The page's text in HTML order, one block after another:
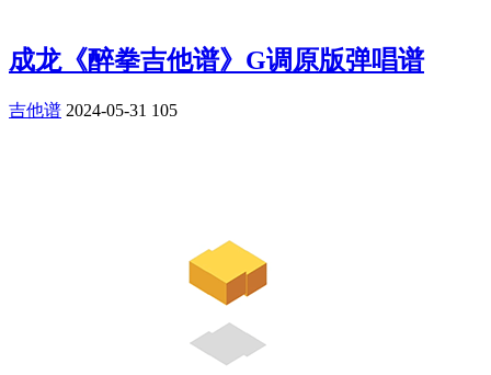
成龙《醉拳吉他谱》G调原版弹唱谱
吉他谱 2024-05-31 105